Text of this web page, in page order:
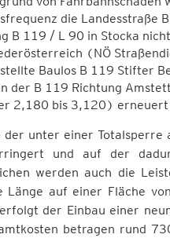
die Landesstraße
B 119 / L 90 in Stocka
(NÖ
Baulos B 119 Stifter
der B 119 Richtung
2,180 bis 3,120) erneuert
der unter einer
und auf der
werden auch die
Länge auf einer Fläche
der Einbau einer
betragen rund